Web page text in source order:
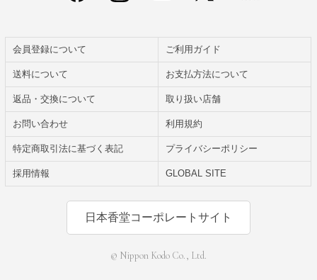
会員登録について ご利用ガイド
送料について お支払方法について
返品・交換について 取り扱い店舗
お問い合わせ 利用規約
特定商取引法に基づく表記 プライバシーポリシー
採用情報 GLOBAL SITE
日本香堂コーポレートサイト
© Nippon Kodo Co., Ltd.